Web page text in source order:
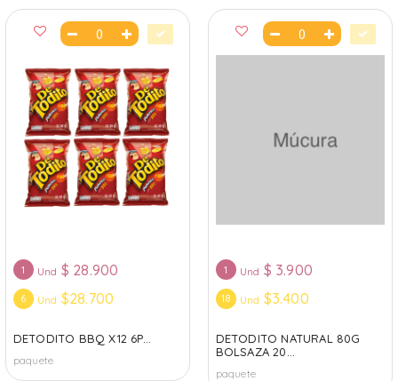
1 Und $ 28.900
6 Und $28.700
DETODITO BBQ X12 6P...
paquete
1 Und $ 3.900
18 Und $3.400
DETODITO NATURAL 80G
BOLSAZA 20...
paquete